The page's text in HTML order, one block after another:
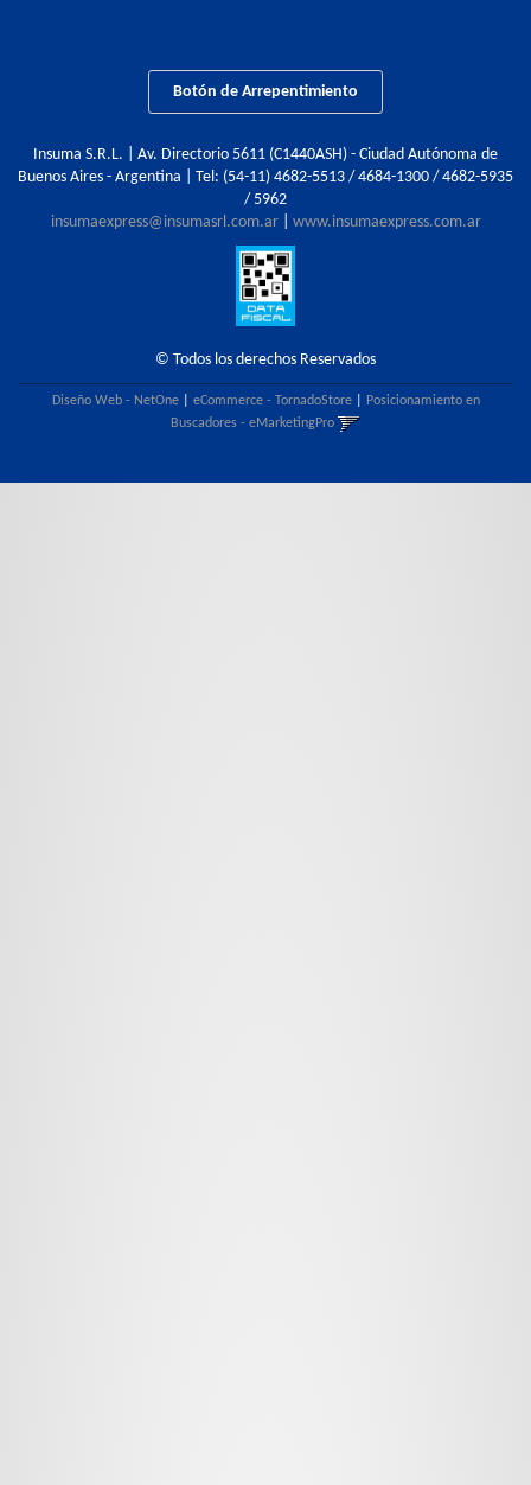
Botón de Arrepentimiento
Insuma S.R.L. | Av. Directorio 5611 (C1440ASH) - Ciudad Autónoma de
Buenos Aires - Argentina | Tel: (54-11) 4682-5513 / 4684-1300 / 4682-5935
/ 5962
insumaexpress@insumasrl.com.ar| www.insumaexpress.com.ar
© Todos los derechos Reservados
Diseño Web - NetOne| eCommerce - TornadoStore|
Posicionamiento en
Buscadores - eMarketingPro